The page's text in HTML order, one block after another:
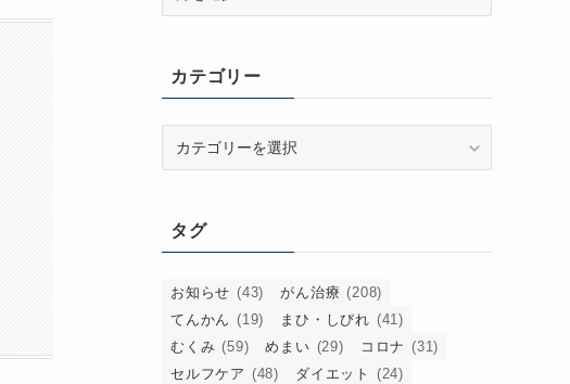
ブカテゴリー
ータグ
お知らせ (43) がん治療 (208)
てんかん (19) まひ・しびれ (41)
むくみ (59) めまい (29) コロナ (31)
セルフケア (48) ダイエット
(24)